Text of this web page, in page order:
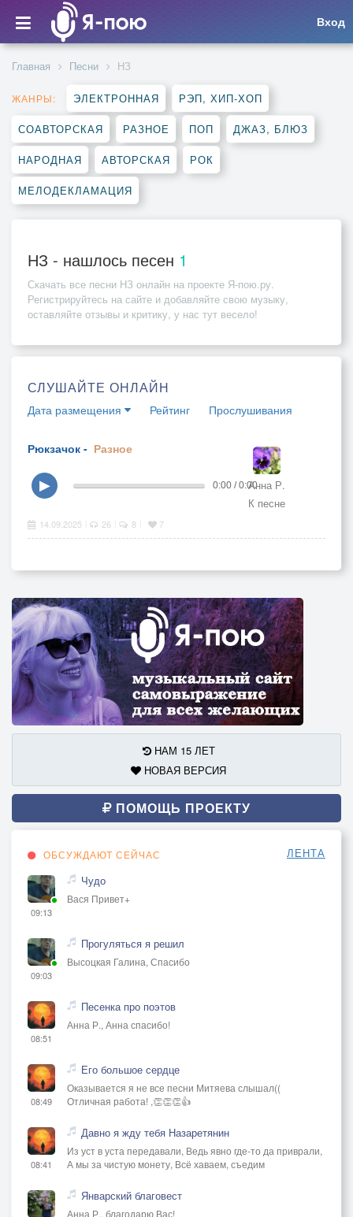
Вход
Главная Песни НЗ
ЖАНРЫ: ЭЛЕКТРОННАЯ РЭП, ХИП-ХОП
СОАВТОРСКАЯ РАЗНОЕ ПОП ДЖАЗ, БЛЮЗ
НАРОДНАЯ АВТОРСКАЯ РОК
МЕЛОДЕКЛАМАЦИЯ
НЗ - нашлось песен 1
Скачать все песни НЗ онлайн на проекте Я-пою.ру.
Регистрируйтесь на сайте и добавляйте свою музыку,
оставляйте отзывы и критику, у нас тут весело!
СЛУШАЙТЕ ОНЛАЙН
Дата размещения Рейтинг Прослушивания
Рюкзачок - Разное
Анна Р.
К песне
▶ 0:00 / 0:00
14.09.2025 26 8 7
НАМ 15 ЛЕТ
НОВАЯ ВЕРСИЯ
ПОМОЩЬ ПРОЕКТУ
ОБСУЖДАЮТ СЕЙЧАС ЛЕНТА
09:13
Чудо
Вася Привет+
09:03
Прогуляться я решил
Высоцкая Галина, Спасибо
08:51
Песенка про поэтов
Анна Р., Анна спасибо!
08:49
Его большое сердце
Оказывается я не все песни Митяева слышал((
Отличная работа! ,👏👏👏👍
08:41
Давно я жду тебя Назаретянин
Из уст в уста передавали, Ведь явно где-то да приврали,
А мы за чистую монету, Всё хаваем, съедим
Январский благовест
Анна Р., благодарю Вас!